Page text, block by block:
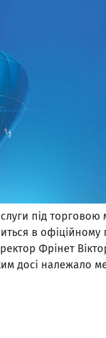
під
в офіційному
Фрінет
досі належало